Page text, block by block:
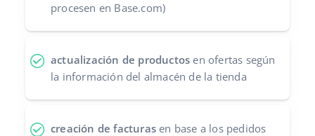
procesen en Base.com)
actualización de productos en ofertas según
la información del almacén de la tienda
creación de facturas en base a los pedidos